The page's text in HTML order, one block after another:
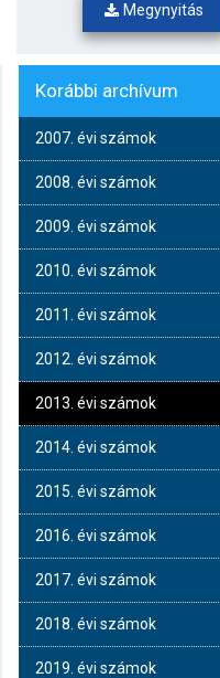
Megynyitás
Korábbi archívum
2007. évi számok
2008. évi számok
2009. évi számok
2010. évi számok
2011. évi számok
2012. évi számok
2013. évi számok
2014. évi számok
2015. évi számok
2016. évi számok
2017. évi számok
2018. évi számok
2019. évi számok